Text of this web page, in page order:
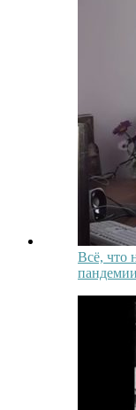
Всё, что
пандемии